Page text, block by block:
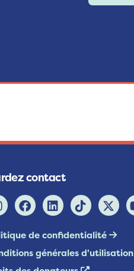
contact
de confidentialité
générales d'utilisation